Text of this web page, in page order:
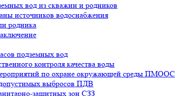
вод из скважин и родников
источников водоснабжения
родника
подземных вод
контроля качества воды
по охране окружающей среды ПМООС
допустимых выбросов ПДВ
защитных зон СЗЗ